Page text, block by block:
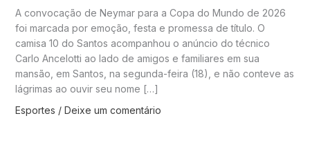
A convocação de Neymar para a Copa do Mundo de 2026
foi marcada por emoção, festa e promessa de título. O
camisa 10 do Santos acompanhou o anúncio do técnico
Carlo Ancelotti ao lado de amigos e familiares em sua
mansão, em Santos, na segunda-feira (18), e não conteve as
lágrimas ao ouvir seu nome […]
Esportes / Deixe um comentário